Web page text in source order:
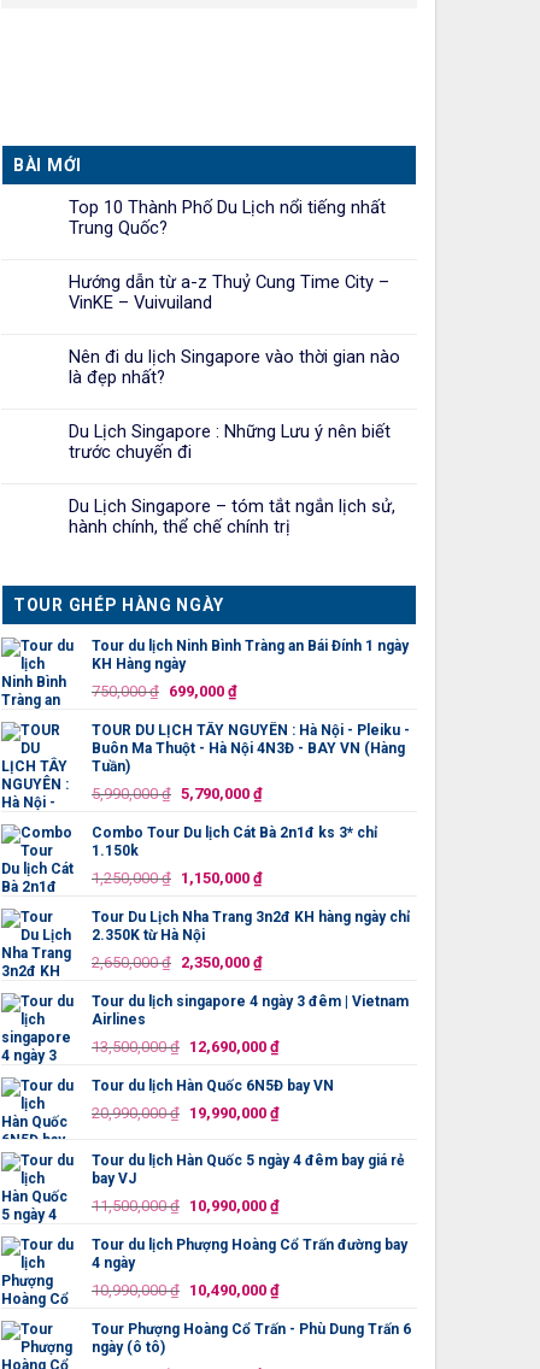
HOÀNG CỔ TRẤN –
TRẤN 6 NGÀY (Ô TÔ)
₫ Giá
là:
7,390,000 ₫.
6,990,000 ₫Giá
tại
là: ĐẶT TOUR
DU LỊCH TRUNG QUỐC: BẮC KINH –
THƯỢNG HẢI 5 NGÀY
15,500,000
BÀI MỚI
Top 10 Thành Phố Du Lịch nổi tiếng nhất
Trung Quốc?
Hướng dẫn từ a-z Thuỷ Cung Time City –
VinKE – Vuivuiland
Nên đi du lịch Singapore vào thời gian nào
là đẹp nhất?
Du Lịch Singapore : Những Lưu ý nên biết
trước chuyến đi
Du Lịch Singapore – tóm tắt ngắn lịch sử,
hành chính, thể chế chính trị
TOUR GHÉP HÀNG NGÀY
Tour du lịch Ninh Bình Tràng an Bái Đính 1 ngày
KH Hàng ngày
750,000₫ Giá
là:
750,000 ₫.
699,000 ₫Giá
tại
là:
TOUR DU LỊCH TÂY NGUYÊN : Hà Nội - Pleiku -
Buôn Ma Thuột - Hà Nội 4N3Đ - BAY VN (Hàng
Tuần)
5,990,000₫ Giá
là:
5,790,000 ₫Giá
tại
5,790,000 ₫.
Combo Tour Du lịch Cát Bà 2n1đ ks 3* chỉ
1.150k
1,250,000₫ Giá
là:
1,250,000 ₫.
1,150,000 ₫Giá
tại
1,150,000 ₫.
Tour Du Lịch Nha Trang 3n2đ KH hàng ngày chỉ
2.350K từ Hà Nội
2,650,000₫ Giá
là:
2,350,000 ₫Giá
tại
2,350,000 ₫.
Tour du lịch singapore 4 ngày 3 đêm | Vietnam
Airlines
13,500,000₫ Giá
là:
13,500,000 ₫.
12,690,000 ₫Giá
tại
là:
Tour du lịch Hàn Quốc 6N5Đ bay VN
20,990,000₫ Giá
là:
19,990,000 ₫Giá
tại
19,990,000 ₫.
Tour du lịch Hàn Quốc 5 ngày 4 đêm bay giá rẻ
bay VJ
11,500,000₫ Giá
là:
10,990,000 ₫Giá
tại
10,990,000 ₫.
Tour du lịch Phượng Hoàng Cổ Trấn đường bay
4 ngày
10,990,000₫ Giá
là:
10,490,000 ₫Giá
tại
Tour Phượng Hoàng Cổ Trấn - Phù Dung Trấn 6
ngày (ô tô)